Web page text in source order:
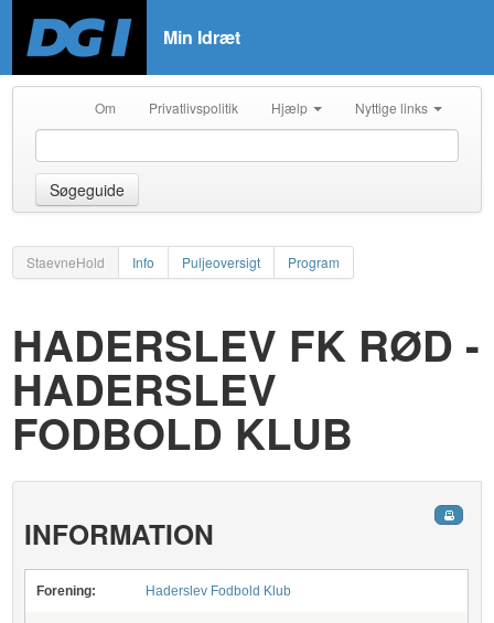
Min Idræt
Om Privatlivspolitik Hjælp Nyttige links
Søgeguide
StaevneHold Info Puljeoversigt Program
HADERSLEV FK RØD -
HADERSLEV
FODBOLD KLUB
INFORMATION
Forening: Haderslev Fodbold Klub